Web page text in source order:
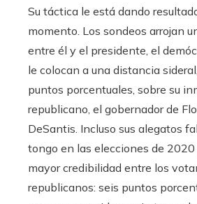
Su táctica le está dando
momento. Los sondeos arrojan
entre él y el presidente, el
le colocan a una distancia
puntos porcentuales, sobre su
republicano, el gobernador de
DeSantis. Incluso sus alegatos
tongo en las elecciones de
mayor credibilidad entre los
republicanos: seis puntos